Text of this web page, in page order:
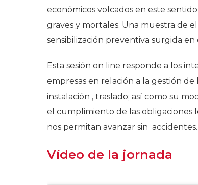
económicos volcados en este
graves y mortales. Una muestra de
sensibilización preventiva surgida
Esta sesión on line responde a los
empresas en relación a la gestión
instalación , traslado; así como su
el cumplimiento de las obligaciones
nos permitan avanzar sin accidentes.
Vídeo de la jornada